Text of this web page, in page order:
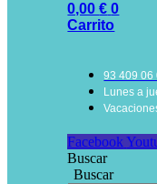
0,00€ 0
Carrito
93 409 06
Lunes a
Facebook
Buscar
Buscar